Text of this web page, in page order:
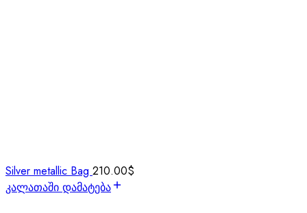
Silver metallic Bag 210.00$
კალათაში დამატება